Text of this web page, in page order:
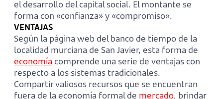
el desarrollo del capital social. El montante se
forma con «confianza» y «compromiso».
VENTAJAS
Según la página web del banco de tiempo de la
localidad murciana de San Javier, esta forma de
economía comprende una serie de ventajas con
respecto a los sistemas tradicionales.
Compartir valiosos recursos que se encuentran
fuera de la economía formal de mercado, brindar